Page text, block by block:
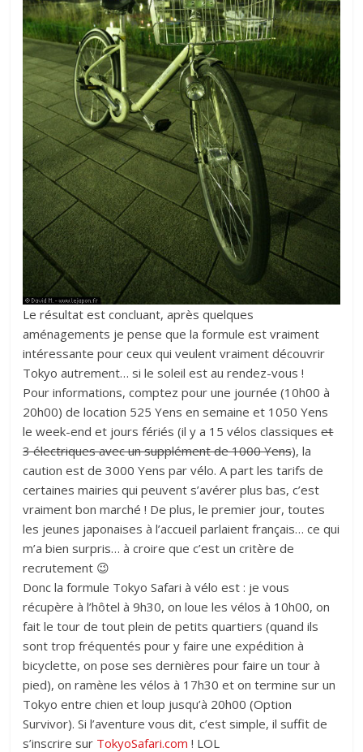
Le résultat est concluant, après quelques
aménagements je pense que la formule est vraiment
intéressante pour ceux qui veulent vraiment découvrir
Tokyo autrement… si le soleil est au rendez-vous !
Pour informations, comptez pour une journée (10h00 à
20h00) de location 525 Yens en semaine et 1050 Yens
le week-end et jours fériés (il y a 15 vélos classiqueset
3 électriques avec un supplément de 1000 Yens), la
caution est de 3000 Yens par vélo. A part les tarifs de
certaines mairies qui peuvent s’avérer plus bas, c’est
vraiment bon marché ! De plus, le premier jour, toutes
les jeunes japonaises à l’accueil parlaient français… ce qui
m’a bien surpris… à croire que c’est un critère de
recrutement 😉
Donc la formule Tokyo Safari à vélo est : je vous
récupère à l’hôtel à 9h30, on loue les vélos à 10h00, on
fait le tour de tout plein de petits quartiers (quand ils
sont trop fréquentés pour y faire une expédition à
bicyclette, on pose ses dernières pour faire un tour à
pied), on ramène les vélos à 17h30 et on termine sur un
Tokyo entre chien et loup jusqu’à 20h00 (Option
Survivor). Si l’aventure vous dit, c’est simple, il suffit de
s’inscrire sur TokyoSafari.com ! LOL